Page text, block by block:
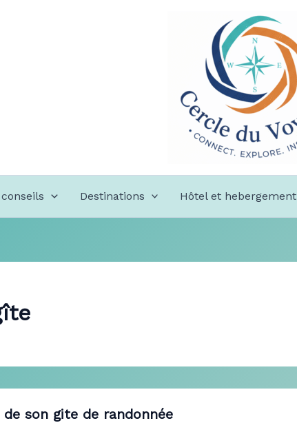
Destinations Hôtel et hebergement
son gite de randonnée